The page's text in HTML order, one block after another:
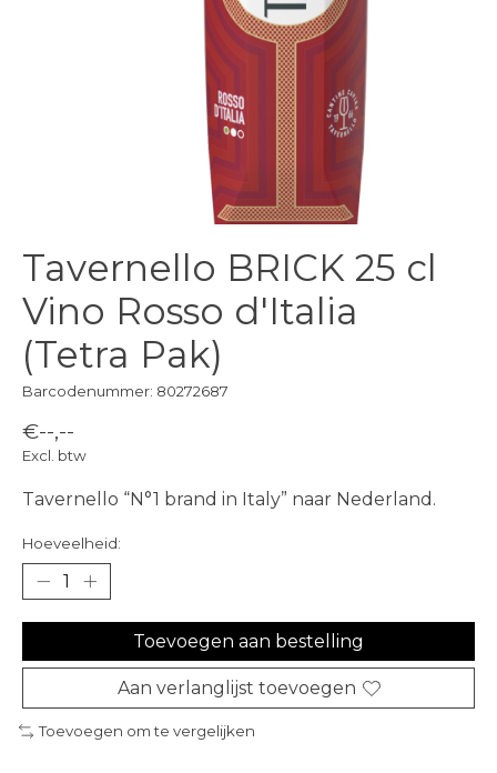
Tavernello BRICK 25 cl
Vino Rosso d'Italia
(Tetra Pak)
Barcodenummer: 80272687
€--,--
Excl. btw
Tavernello “N°1 brand in Italy” naar Nederland.
Hoeveelheid:
Toevoegen aan bestelling
Aan verlanglijst toevoegen
Toevoegen om te vergelijken